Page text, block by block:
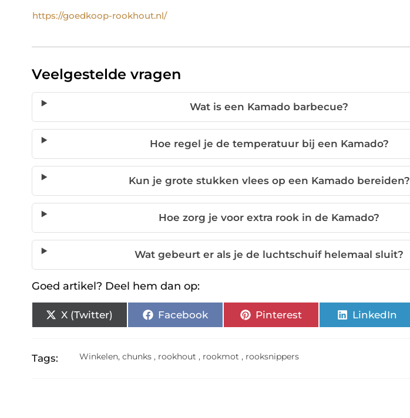
https://goedkoop-rookhout.nl/
Veelgestelde vragen
Wat is een Kamado barbecue?
Hoe regel je de temperatuur bij een Kamado?
Kun je grote stukken vlees op een Kamado bereiden?
Hoe zorg je voor extra rook in de Kamado?
Wat gebeurt er als je de luchtschuif helemaal sluit?
Goed artikel? Deel hem dan op:
X (Twitter) Facebook Pinterest LinkedIn
Tags: Winkelen,chunks , rookhout , rookmot , rooksnippers